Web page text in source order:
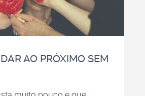
AO PRÓXIMO SEM